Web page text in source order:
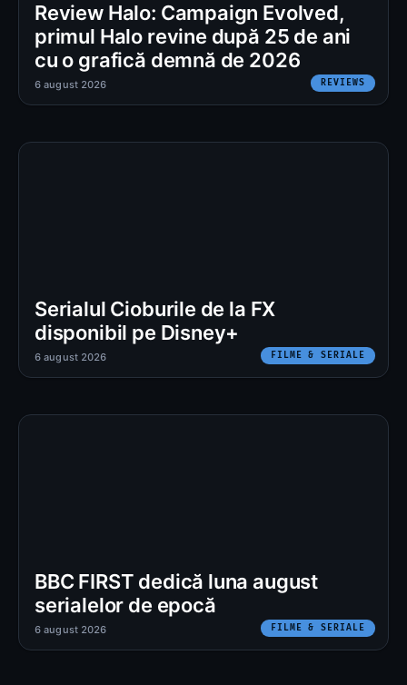
Review Halo: Campaign Evolved,
primul Halo revine după 25 de ani
cu o grafică demnă de 2026
REVIEWS
6 august 2026
Serialul Cioburile de la FX
disponibil pe Disney+
FILME & SERIALE
6 august 2026
BBC FIRST dedică luna august
serialelor de epocă
FILME & SERIALE
6 august 2026